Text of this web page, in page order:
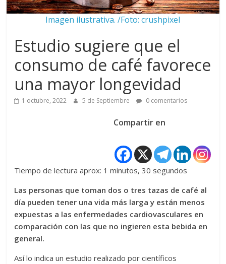
Imagen ilustrativa. /Foto: crushpixel
Estudio sugiere que el
consumo de café favorece
una mayor longevidad
1 octubre, 2022 5 de Septiembre 0 comentarios
Compartir en
Tiempo de lectura aprox: 1 minutos, 30 segundos
Las personas que toman dos o tres tazas de café al
día pueden tener una vida más larga y están menos
expuestas a las enfermedades cardiovasculares en
comparación con las que no ingieren esta bebida en
general.
Así lo indica un estudio realizado por científicos